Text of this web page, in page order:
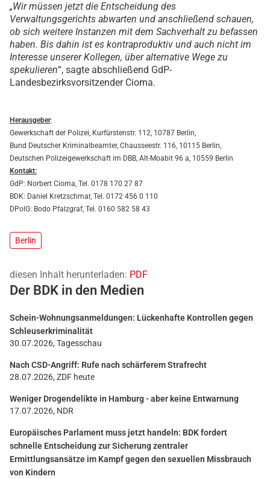
„Wir müssen jetzt die Entscheidung des
Verwaltungsgerichts abwarten und anschließend schauen,
ob sich weitere Instanzen mit dem Sachverhalt zu befassen
haben. Bis dahin ist es kontraproduktiv und auch nicht im
Interesse unserer Kollegen, über alternative Wege zu
spekulieren“, sagte abschließend GdP-
Landesbezirksvorsitzender Cioma.
Herausgeber:
Gewerkschaft der Polizei, Kurfürstenstr. 112, 10787 Berlin,
Bund Deutscher Kriminalbeamter, Chausseestr. 116, 10115 Berlin,
Deutschen Polizeigewerkschaft im DBB, Alt-Moabit 96 a, 10559 Berlin
Kontakt:
GdP: Norbert Cioma, Tel. 0178 170 27 87
BDK: Daniel Kretzschmar, Tel. 0172 456 0 110
DPolG: Bodo Pfalzgraf, Tel. 0160 582 58 43
Berlin
diesen Inhalt herunterladen: PDF
Der BDK in den Medien
Schein-Wohnungsanmeldungen: Lückenhafte Kontrollen gegen
Schleuserkriminalität
30.07.2026, Tagesschau
Nach CSD-Angriff: Rufe nach schärferem Strafrecht
28.07.2026, ZDF heute
Weniger Drogendelikte in Hamburg - aber keine Entwarnung
17.07.2026, NDR
Europäisches Parlament muss jetzt handeln: BDK fordert
schnelle Entscheidung zur Sicherung zentraler
Ermittlungsansätze im Kampf gegen den sexuellen Missbrauch
von Kindern